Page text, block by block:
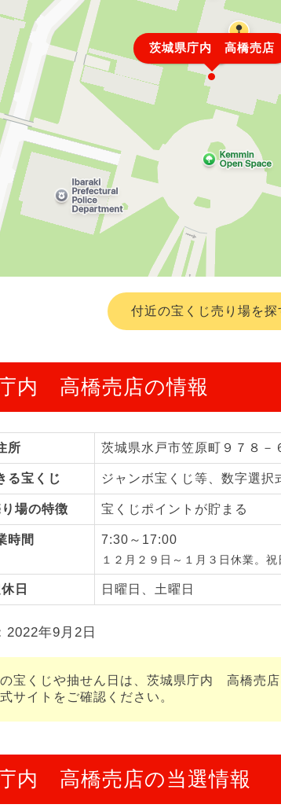
茨城県庁内 高橋売店
付近の宝くじ売り場を探
内 高橋売店の情報
所 茨城県水戸市笠原町９７８
る宝くじ ジャンボ宝くじ等、数字選択
場の特徴 宝くじポイントが貯まる
時間 7:30～17:00
１２月２９日～１月３日休業。祝
日 日曜日、土曜日
2022年9月2日
宝くじや抽せん日は、茨城県庁内 高橋売
サイトをご確認ください。
内 高橋売店の当選情報